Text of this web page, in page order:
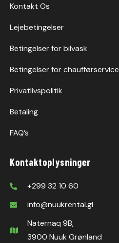
Kontakt Os
Lejebetingelser
Betingelser for bilvask
Betingelser for chaufførservice
Privatlivspolitik
Betaling
FAQ’s
Kontaktoplysninger
+299 32 10 60
info@nuukrental.gl
Naternaq 9B,
3900 Nuuk Grønland